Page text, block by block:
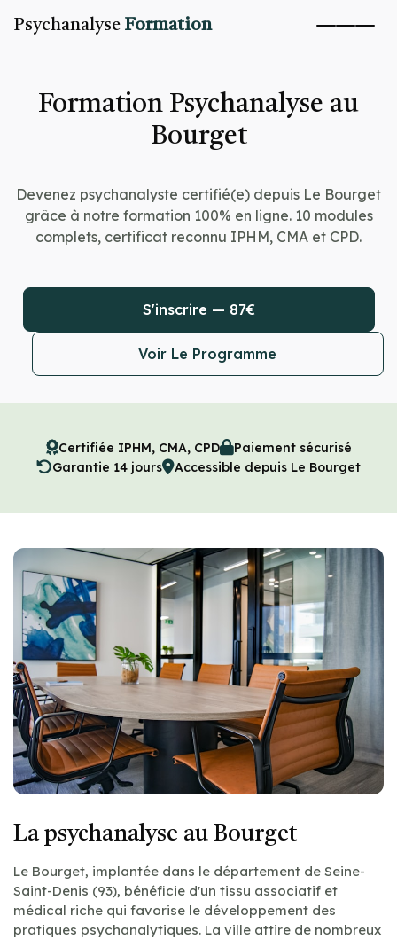
Psychanalyse Formation
Formation Psychanalyse au
Bourget
Devenez psychanalyste certifié(e) depuis Le Bourget
grâce à notre formation 100% en ligne. 10 modules
complets, certificat reconnu IPHM, CMA et CPD.
S'inscrire — 87€
Voir Le Programme
Certifiée IPHM, CMA, CPD
Paiement sécurisé
Garantie 14 jours
Accessible depuis Le Bourget
La psychanalyse au Bourget
Le Bourget, implantée dans le département de Seine-
Saint-Denis (93), bénéficie d'un tissu associatif et
médical riche qui favorise le développement des
pratiques psychanalytiques. La ville attire de nombreux